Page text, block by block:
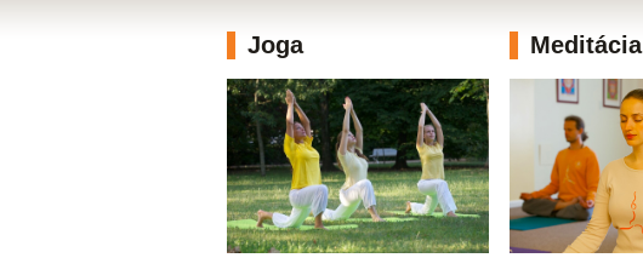
Joga Meditácia